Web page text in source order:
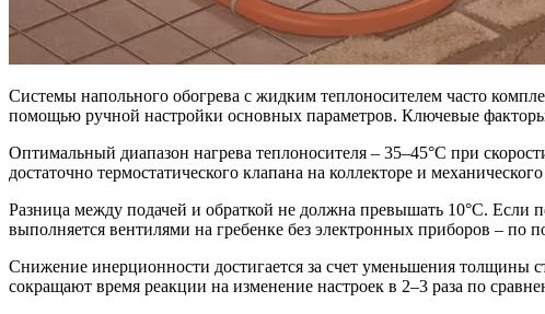
Системы напольного обогрева с жидким теплоносителем часто
помощью ручной настройки основных параметров. Ключевые
Оптимальный диапазон нагрева теплоносителя – 35–45°C при
достаточно термостатического клапана на коллекторе и
Разница между подачей и обраткой не должна превышать 10°C. Если
выполняется вентилями на гребенке без электронных приборов – по
Снижение инерционности достигается за счет уменьшения
сокращают время реакции на изменение настроек в 2–3 раза по